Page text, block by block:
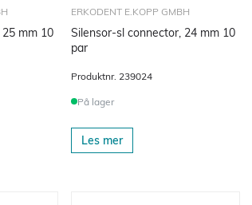
mm 10
ERKODENT E.KOPP GMBH
Silensor-sl connector, 24 mm 10
par
Produktnr. 239024
På lager
Les mer